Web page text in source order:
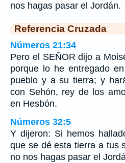
nos hagas pasar el Jordán.
Referencia Cruzada
Números 21:34
Pero el SEÑOR dijo a
porque lo he entregado
pueblo y a su tierra; y
con Sehón, rey de los
en Hesbón.
Números 32:5
Y dijeron: Si hemos
que se dé esta tierra a tus
no nos hagas pasar el